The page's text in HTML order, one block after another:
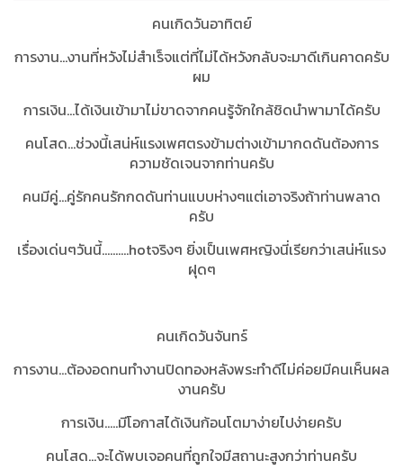
คนเกิดวันอาทิตย์
การงาน...งานที่หวังไม่สำเร็จแต่ที่ไม่ได้หวังกลับจะมาดีเกินคาดครับ
ผม
การเงิน...ได้เงินเข้ามาไม่ขาดจากคนรู้จักใกล้ชิดนำพามาได้ครับ
คนโสด...ช่วงนี้เสน่ห์แรงเพศตรงข้ามต่างเข้ามากดดันต้องการ
ความชัดเจนจากท่านครับ
คนมีคู่...คู่รักคนรักกดดันท่านแบบห่างๆแต่เอาจริงถ้าท่านพลาด
ครับ
เรื่องเด่นๆวันนี้..........hotจริงๆ ยิ่งเป็นเพศหญิงนี่เรียกว่าเสน่ห์แรง
ฝุดๆ
คนเกิดวันจันทร์
การงาน...ต้องอดทนทำงานปิดทองหลังพระทำดีไม่ค่อยมีคนเห็นผล
งานครับ
การเงิน.....มีโอกาสได้เงินก้อนโตมาง่ายไปง่ายครับ
คนโสด...จะได้พบเจอคนที่ถูกใจมีสถานะสูงกว่าท่านครับ